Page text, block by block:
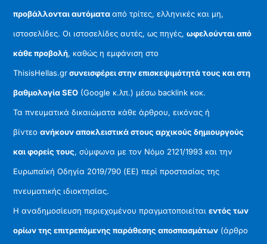
προβάλλονται αυτόματααπό τρίτες, ελληνικές και μη,
ιστοσελίδες. Οι ιστοσελίδες αυτές, ως πηγές,ωφελούνται από
κάθε προβολή, καθώς η εμφάνιση στο
ThisisHellas.grσυνεισφέρει στην επισκεψιμότητά τους και στη
βαθμολογία SEO (Google κ.λπ.) μέσω backlink κοκ.
Τα πνευματικά δικαιώματα κάθε άρθρου, εικόνας ή
βίντεοανήκουν αποκλειστικά στους αρχικούς δημιουργούς
και φορείς τους, σύμφωνα με τον Νόμο 2121/1993 και την
Ευρωπαϊκή Οδηγία 2019/790 (ΕΕ) περί προστασίας της
πνευματικής ιδιοκτησίας.
Η αναδημοσίευση περιεχομένου πραγματοποιείταιεντός των
ορίων της επιτρεπόμενης παράθεσης αποσπασμάτων (άρθρο